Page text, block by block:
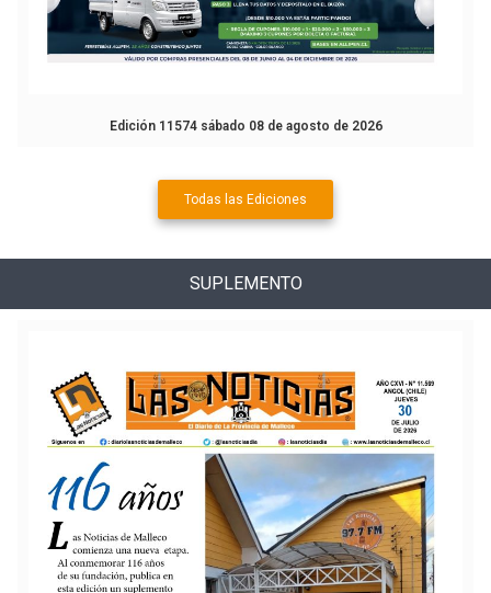
Edición 11574 sábado 08 de agosto de 2026
Todas las Ediciones
SUPLEMENTO